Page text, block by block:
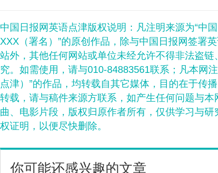
中国日报网英语点津版权说明：凡注明来源为“中
XXX（署名）”的原创作品，除与中国日报网签署
站外，其他任何网站或单位未经允许不得非法盗
究。如需使用，请与010-84883561联系；凡本网
点津）”的作品，均转载自其它媒体，目的在于传
转载，请与稿件来源方联系，如产生任何问题与
曲、电影片段，版权归原作者所有，仅供学习与
权证明，以便尽快删除。
你可能还感兴趣的文章